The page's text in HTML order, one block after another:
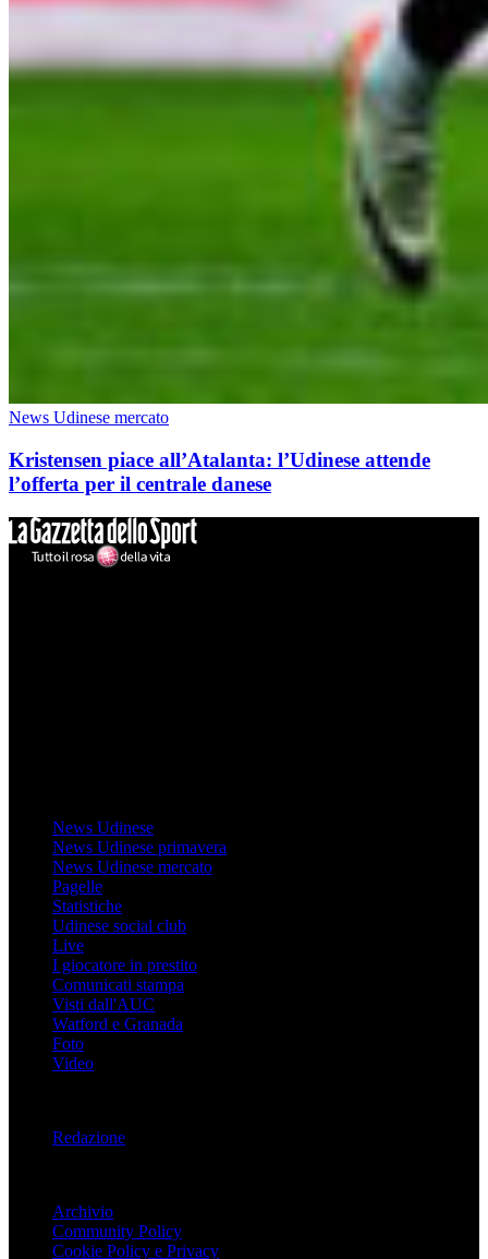
News Udinese mercato
Kristensen piace all’Atalanta: l’Udinese attende
l’offerta per il centrale danese
News Udinese
News Udinese primavera
News Udinese mercato
Pagelle
Statistiche
Udinese social club
Live
I giocatore in prestito
Comunicati stampa
Visti dall'AUC
Watford e Granada
Foto
Video
Redazione
Archivio
Community Policy
Cookie Policy e Privacy